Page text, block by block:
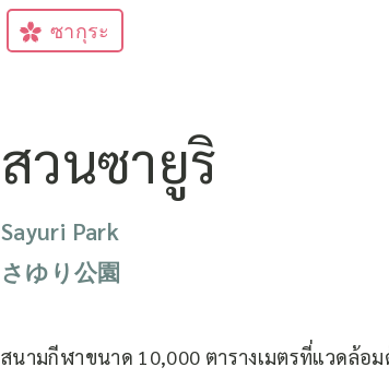
ซากุระ
สวนซายูริ
Sayuri Park
さゆり公園
สนามกีฬาขนาด 10,000 ตารางเมตรที่แวดล้อ